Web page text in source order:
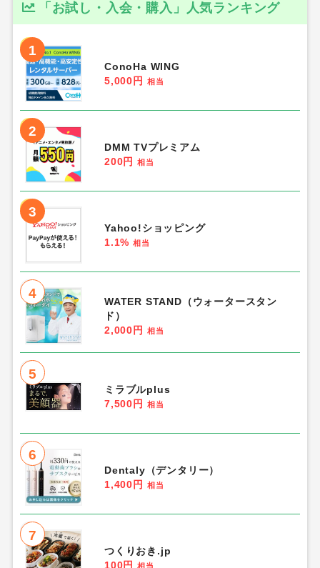
「お試し・入会・購入」人気ランキング
1
ConoHa WING
5,000円
相当
2
DMM TVプレミアム
200円
相当
3
Yahoo!ショッピング
1.1% 相当
4
WATER STAND（ウォータースタン
ド）
2,000円
相当
5
ミラブルplus
7,500円
相当
6
Dentaly（デンタリー）
1,400円
相当
7
つくりおき.jp
100円
相当